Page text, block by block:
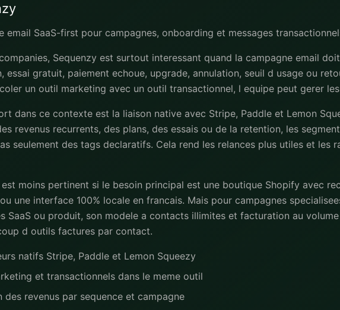
email SaaS-first pour campagnes, onboarding et messages
Sequenzy est surtout interessant quand la campagne email
essai gratuit, paiement echoue, upgrade, annulation, seuil d usage ou
un outil marketing avec un outil transactionnel, l equipe peut gerer
dans ce contexte est la liaison native avec Stripe, Paddle et Lemon
revenus recurrents, des plans, des essais ou de la retention, les
seulement des tags declaratifs. Cela rend les relances plus utiles et les
est moins pertinent si le besoin principal est une boutique Shopify avec
une interface 100% locale en francais. Mais pour campagnes
SaaS ou produit, son modele a contacts illimites et facturation au
d outils factures par contact.
natifs Stripe, Paddle et Lemon Squeezy
et transactionnels dans le meme outil
des revenus par sequence et campagne